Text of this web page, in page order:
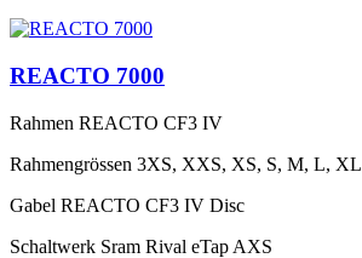
REACTO 7000
Rahmen REACTO CF3 IV
Rahmengrössen 3XS, XXS, XS, S, M, L, XL
Gabel REACTO CF3 IV Disc
Schaltwerk Sram Rival eTap AXS